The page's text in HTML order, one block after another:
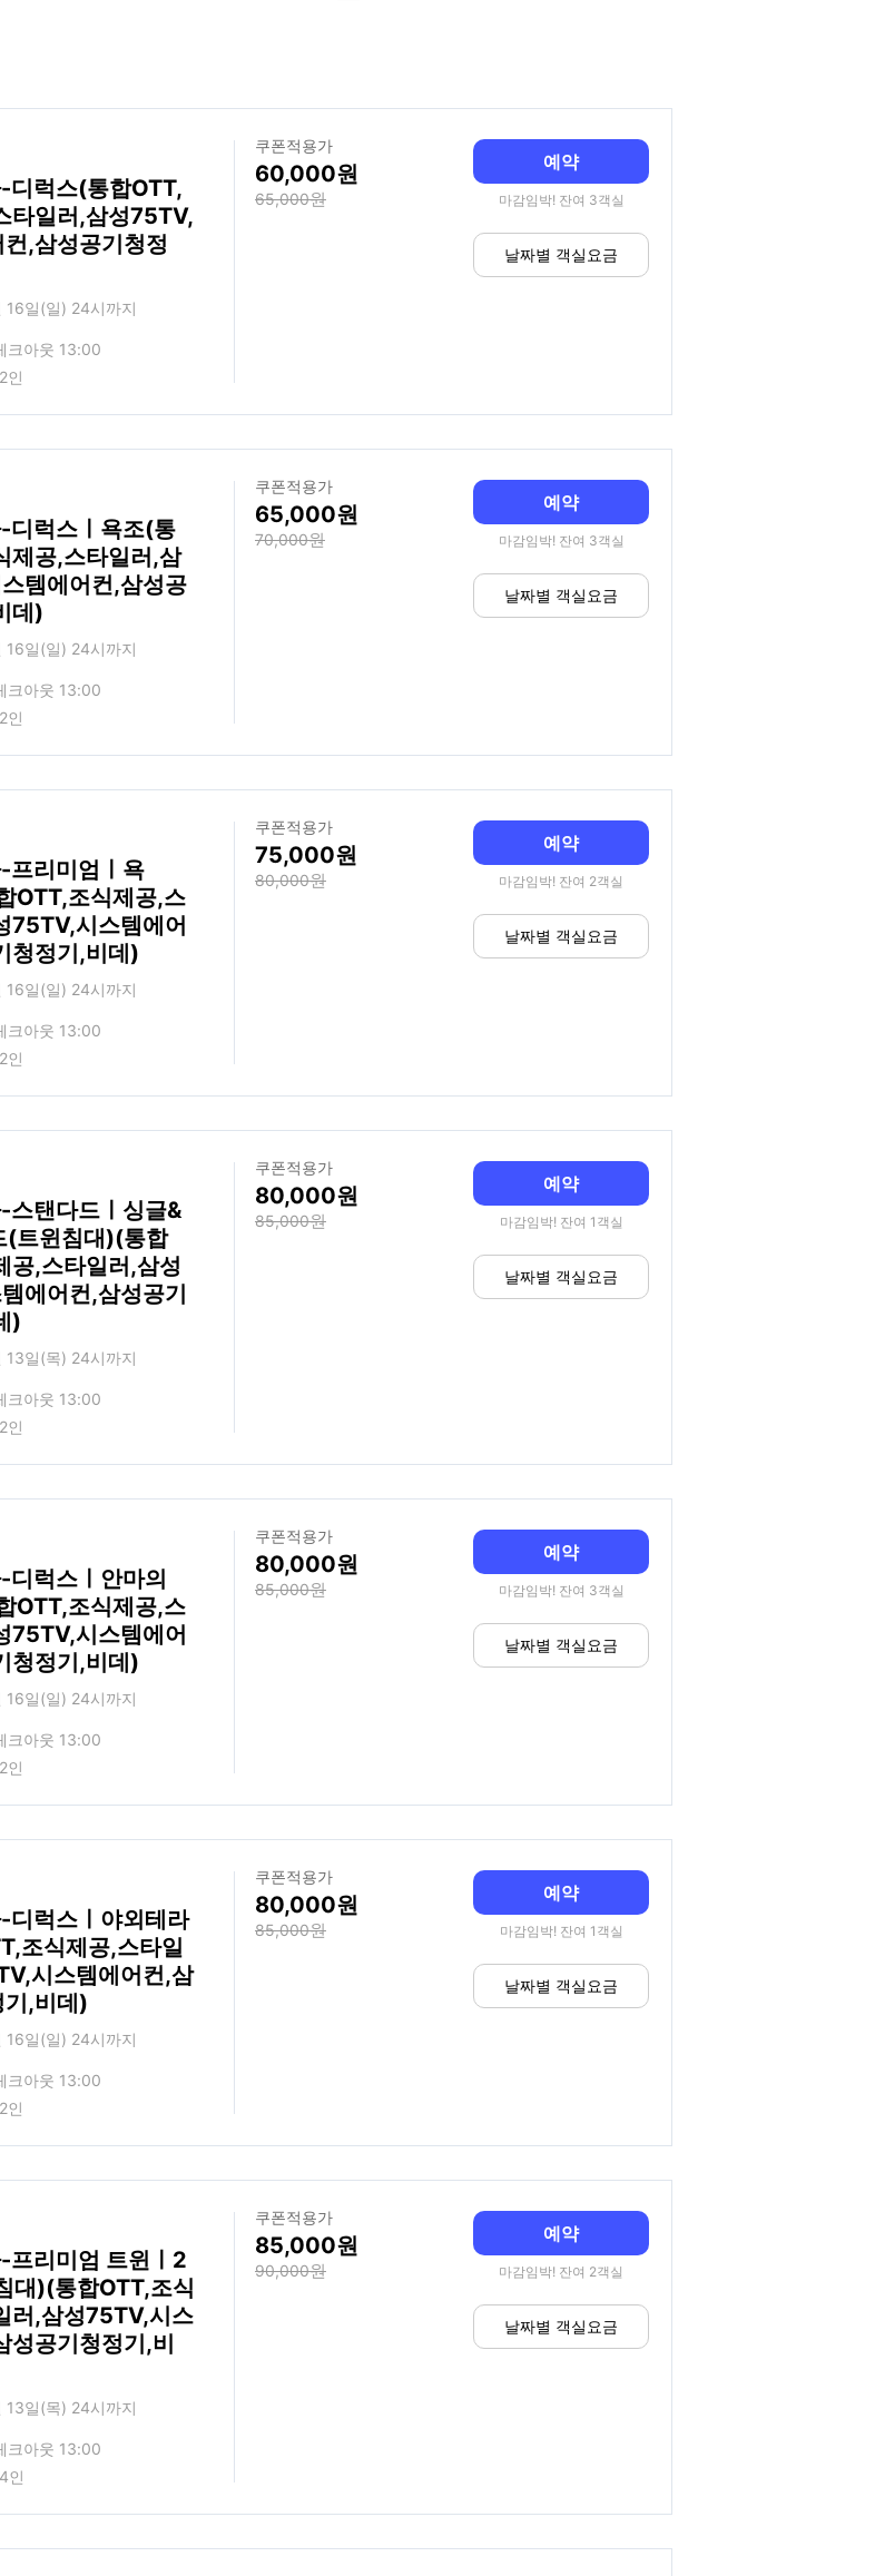
디럭스(통합OTT,
타일러,삼성75TV,
,삼성공기청정
16일(일) 24시까지
크아웃 13:00
인
쿠폰적용가
60,000
65,000
예약
마감임박! 잔여 3객실
날짜별 객실요금
디럭스ㅣ욕조(통
제공,스타일러,삼
템에어컨,삼성공
데)
16일(일) 24시까지
크아웃 13:00
인
쿠폰적용가
65,000
70,000
예약
마감임박! 잔여 3객실
날짜별 객실요금
프리미엄ㅣ욕
OTT,조식제공,스
75TV,시스템에어
청정기,비데)
16일(일) 24시까지
크아웃 13:00
인
쿠폰적용가
75,000
80,000
예약
마감임박! 잔여 2객실
날짜별 객실요금
스탠다드ㅣ싱글&
(트윈침대)(통합
공,스타일러,삼성
에어컨,삼성공기
)
13일(목) 24시까지
크아웃 13:00
인
쿠폰적용가
80,000
85,000
예약
마감임박! 잔여 1객실
날짜별 객실요금
디럭스ㅣ안마의
OTT,조식제공,스
75TV,시스템에어
청정기,비데)
16일(일) 24시까지
크아웃 13:00
인
쿠폰적용가
80,000
85,000
예약
마감임박! 잔여 3객실
날짜별 객실요금
디럭스ㅣ야외테라
조식제공,스타일
시스템에어컨,삼
기,비데)
16일(일) 24시까지
크아웃 13:00
인
쿠폰적용가
80,000
85,000
예약
마감임박! 잔여 1객실
날짜별 객실요금
프리미엄 트윈ㅣ2
대)(통합OTT,조식
러,삼성75TV,시스
성공기청정기,비
13일(목) 24시까지
크아웃 13:00
인
쿠폰적용가
85,000
90,000
예약
마감임박! 잔여 2객실
날짜별 객실요금